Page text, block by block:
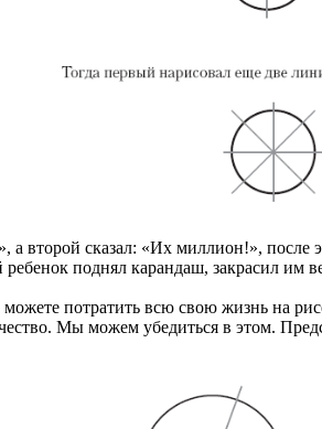
а второй сказал: «Их миллион!»,
поднял карандаш, закрасил им
потратить всю свою жизнь на
Мы можем убедиться в этом.